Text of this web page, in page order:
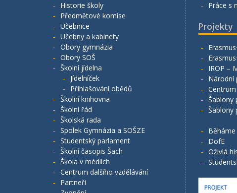
Historie školy
Předmětové komise
Učebnice
Učebny a kabinety
Obory gymnázia
Obory SOŠ
Školní jídelna
Jídelníček
Přihlašování obědů
Školní knihovna
Školní řád
Školská rada
Spolek Gymnázia a SOŠZE
Studentský parlament
Školní časopis Šach
Škola v médiích
Centrum dalšího vzdělávání
Partneři
Práce s
Projekty
IROP –
Národní
Šablony
Šablony
DofE
Oživlá